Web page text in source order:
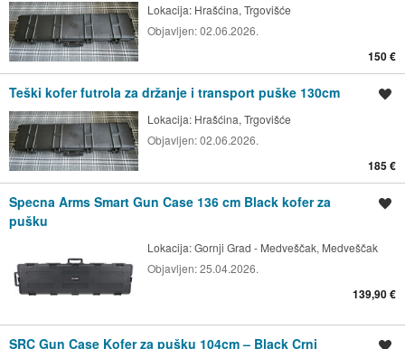
Lokacija: Hrašćina, Trgovišće
Objavljen:02.06.2026.
150 €
Teški kofer futrola za držanje i transport puške 130cm
Lokacija: Hrašćina, Trgovišće
Objavljen:02.06.2026.
185 €
Specna Arms Smart Gun Case 136 cm Black kofer za
pušku
Lokacija:Gornji Grad - Medveščak, Medveščak
Objavljen:25.04.2026.
139,90 €
SRC Gun Case Kofer za pušku 104cm – Black Crni